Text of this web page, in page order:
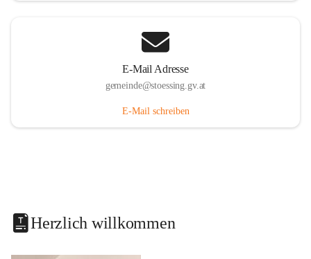
E-Mail Adresse
gemeinde@stoessing.gv.at
E-Mail schreiben
Herzlich willkommen